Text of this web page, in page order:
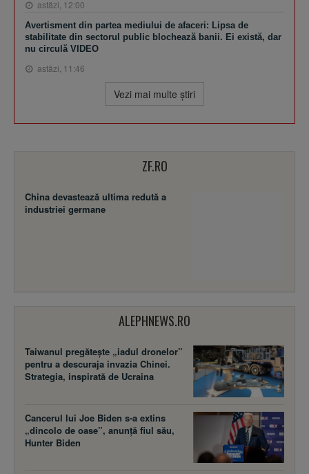
astăzi, 12:00
Avertisment din partea mediului de afaceri: Lipsa de
stabilitate din sectorul public blochează banii. Ei există, dar
nu circulă VIDEO
astăzi, 11:46
Vezi mai multe ştiri
ZF.RO
China devastează ultima redută a
industriei germane
ALEPHNEWS.RO
Taiwanul pregătește „iadul dronelor”
pentru a descuraja invazia Chinei.
Strategia, inspirată de Ucraina
Cancerul lui Joe Biden s-a extins
„dincolo de oase”, anunță fiul său,
Hunter Biden